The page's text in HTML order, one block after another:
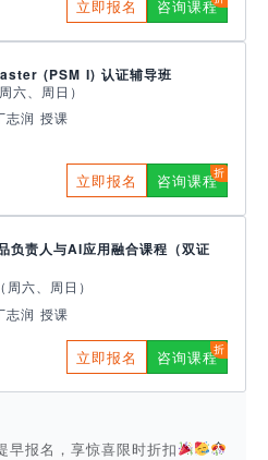
立即报名 咨询课程
(PSM I) 认证辅导班
六、周日）
润 授课
立即报名 咨询课程
负责人与AI应用融合课程（双证
六、周日）
润 授课
立即报名 咨询课程
报名，享惊喜限时折扣